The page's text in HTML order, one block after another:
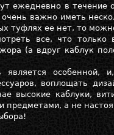
ежедневно в течение
важно иметь
туфлях ее нет, то
все, что
(а вдруг каблук
является особенной,
воплощать
высокие каблуки,
предметами, а не